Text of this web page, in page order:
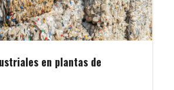
en plantas de